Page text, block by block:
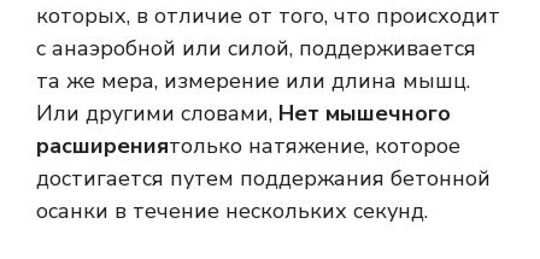
которых, в отличие от того, что происходит
с анаэробной или силой, поддерживается
та же мера, измерение или длина мышц.
Или другими словами, Нет мышечного
расширениятолько натяжение, которое
достигается путем поддержания бетонной
осанки в течение нескольких секунд.